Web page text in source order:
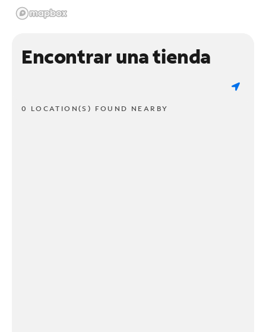
Encontrar una tienda
0 LOCATION(S) FOUND NEARBY